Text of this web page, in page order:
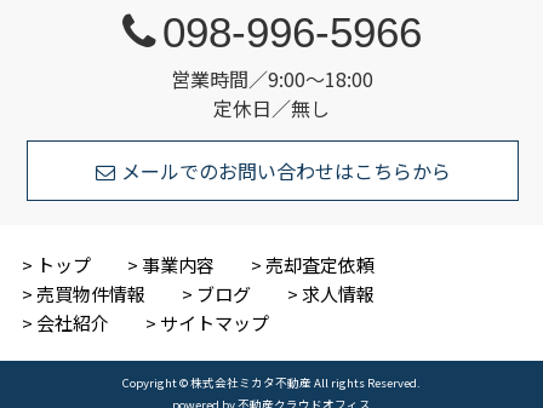
営業時間／9:00～18:00
定休日／無し
098-996-5966
メールでのお問い合わせはこちらから
トップ 事業内容
売却査定依頼
売買物件情報
ブログ
求人情報
会社紹介
サイトマップ
Copyright © 株式会社ミカタ不動産 All rights Reserved.